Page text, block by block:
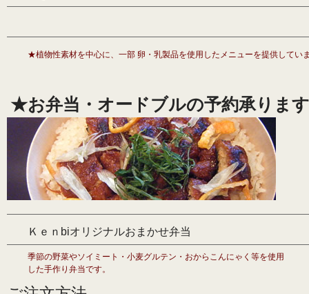
★植物性素材を中心に、一部 卵・乳製品を使用したメニューを提供してい
★お弁当・オードブルの予約承りま
Ｋｅｎbiオリジナルおまかせ弁当
季節の野菜やソイミート・小麦グルテン・おからこんにゃく等を使用
した手作り弁当です。